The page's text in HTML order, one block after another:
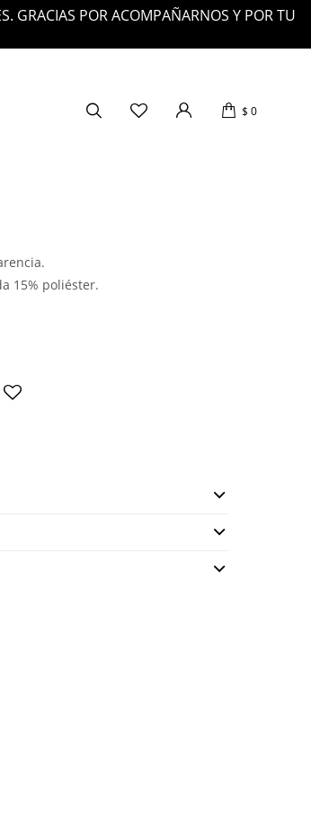
GRACIAS POR ACOMPAÑARNOS Y POR TU
$ 0
15% poliéster.